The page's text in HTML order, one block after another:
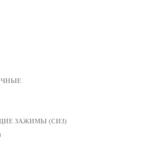
ЗАЖИМЫ (СИЗ)